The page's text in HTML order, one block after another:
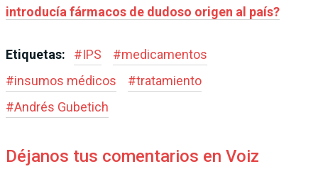
introducía fármacos de dudoso origen al país?
Etiquetas: #IPS #medicamentos
#insumos médicos #tratamiento
#Andrés Gubetich
Déjanos tus comentarios en Voiz